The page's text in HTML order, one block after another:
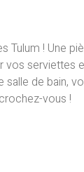
Tulum ! Une
vos serviettes
salle de bain,
vous !